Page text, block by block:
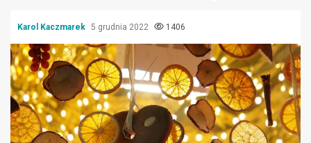
Karol Kaczmarek 5 grudnia 2022 1406